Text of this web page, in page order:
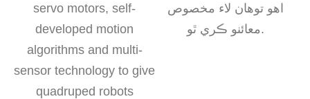
servo motors, self-
developed motion
algorithms and multi-
sensor technology to give
quadruped robots
اهو توهان لاء مخصوص
معائنو ڪري ٿو.